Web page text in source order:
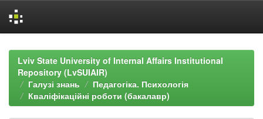
navigationLviv State University of Internal Affairs Institutional
Repository (LvSUIAIR)
Галузі знань
Педагогіка. Психологія
Кваліфікаційні роботи (бакалавр)